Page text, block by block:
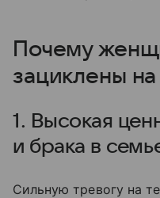
Почему
зациклены
1. Высокая
и брака в
Сильную тревогу на